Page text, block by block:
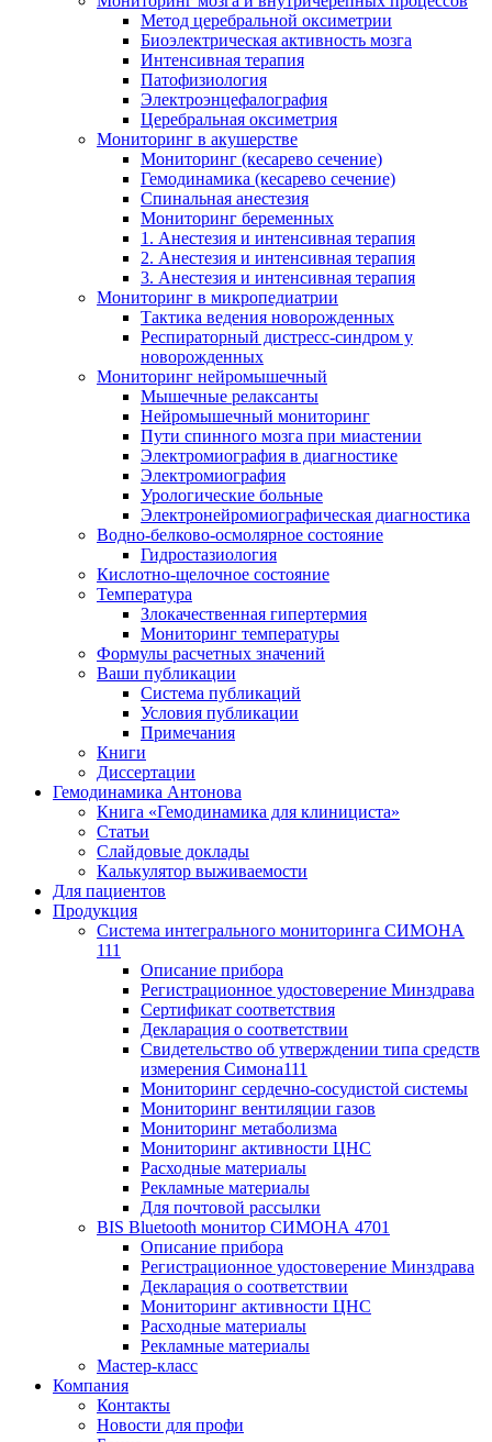
Метод церебральной оксиметрии
Биоэлектрическая активность мозга
Интенсивная терапия
Патофизиология
Электроэнцефалография
Церебральная оксиметрия
Мониторинг в акушерстве
Мониторинг (кесарево сечение)
Гемодинамика (кесарево сечение)
Спинальная анестезия
Мониторинг беременных
1. Анестезия и интенсивная терапия
2. Анестезия и интенсивная терапия
3. Анестезия и интенсивная терапия
Мониторинг в микропедиатрии
Тактика ведения новорожденных
Респираторный дистресс-синдром у
новорожденных
Мониторинг нейромышечный
Мышечные релаксанты
Нейромышечный мониторинг
Пути спинного мозга при миастении
Электромиография в диагностике
Электромиография
Урологические больные
Электронейромиографическая диагностика
Водно-белково-осмолярное состояние
Гидростазиология
Кислотно-щелочное состояние
Температура
Злокачественная гипертермия
Мониторинг температуры
Формулы расчетных значений
Ваши публикации
Система публикаций
Условия публикации
Примечания
Книги
Диссертации
Гемодинамика Антонова
Книга «Гемодинамика для клинициста»
Статьи
Слайдовые доклады
Калькулятор выживаемости
Для пациентов
Продукция
Система интегрального мониторинга СИМОНА
111
Описание прибора
Регистрационное удостоверение Минздрава
Сертификат соответствия
Декларация о соответствии
Свидетельство об утверждении типа средств
измерения Симона111
Мониторинг сердечно-сосудистой системы
Мониторинг вентиляции газов
Мониторинг метаболизма
Мониторинг активности ЦНС
Расходные материалы
Рекламные материалы
Для почтовой рассылки
BIS Bluetooth монитор СИМОНА 4701
Описание прибора
Регистрационное удостоверение Минздрава
Декларация о соответствии
Мониторинг активности ЦНС
Расходные материалы
Рекламные материалы
Мастер-класс
Компания
Контакты
Новости для профи